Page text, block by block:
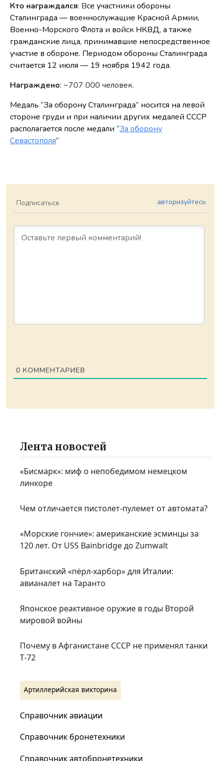
Кто награждался: Все участники обороны
Сталинграда — военнослужащие Красной Армии,
Военно-Морского Флота и войск НКВД, а также
гражданские лица, принимавшие непосредственное
участие в обороне. Периодом обороны Сталинграда
считается 12 июля — 19 ноября 1942 года.
Награждено: ~707 000 человек.
Медаль “За оборону Сталинграда” носится на левой
стороне груди и при наличии других медалей СССР
располагается после медали “За оборону
Севастополя”
Подписаться авторизуйтесь
0 КОММЕНТАРИЕВ
Лента новостей
«Бисмарк»: миф о непобедимом немецком
линкоре
Чем отличается пистолет-пулемет от автомата?
«Морские гончие»: американские эсминцы за
120 лет. От USS Bainbridge до Zumwalt
Британский «пёрл-харбор» для Италии:
авианалет на Таранто
Японское реактивное оружие в годы Второй
мировой войны
Почему в Афганистане СССР не применял танки
Т‑72
Артиллерийская викторина
Справочник авиации
Справочник бронетехники
Справочник автобронетехники